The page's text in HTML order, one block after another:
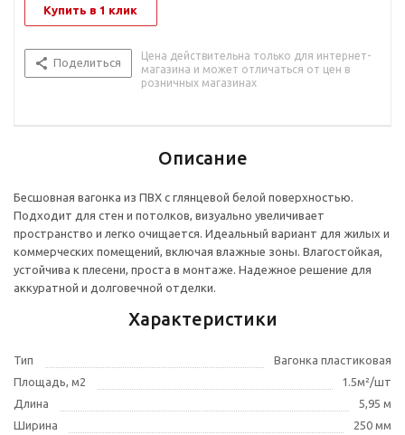
Купить в 1 клик
Поделиться
Цена действительна только для интернет-
магазина и может отличаться от цен в
розничных магазинах
Описание
Бесшовная вагонка из ПВХ с глянцевой белой поверхностью.
Подходит для стен и потолков, визуально увеличивает
пространство и легко очищается. Идеальный вариант для жилых и
коммерческих помещений, включая влажные зоны. Влагостойкая,
устойчива к плесени, проста в монтаже. Надежное решение для
аккуратной и долговечной отделки.
Характеристики
Тип
Вагонка пластиковая
Площадь, м2
1.5м²/шт
Длина
5,95 м
Ширина
250 мм